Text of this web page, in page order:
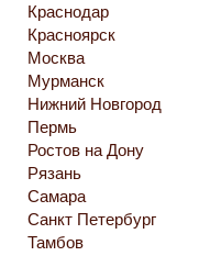
Краснодар
Красноярск
Москва
Мурманск
Нижний Новгород
Пермь
Ростов на Дону
Рязань
Самара
Санкт Петербург
Тамбов